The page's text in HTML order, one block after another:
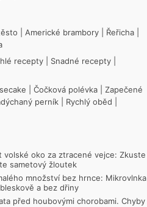
Americké brambory Řeřicha
recepty Snadné recepty
Čočková polévka
Zapečené
perník Rychlý oběd
volské oko za ztracené vejce: Zkuste
sametový žloutek
množství bez hrnce: Mikrovlnka
a bez dřiny
před houbovými chorobami. Chyby